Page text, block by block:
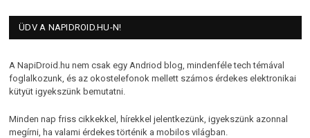
ÜDV A NAPIDROID.HU-N!
A NapiDroid.hu nem csak egy Andriod blog, mindenféle tech témával
foglalkozunk, és az okostelefonok mellett számos érdekes elektronikai
kütyüt igyekszünk bemutatni.
Minden nap friss cikkekkel, hírekkel jelentkezünk, igyekszünk azonnal
megírni, ha valami érdekes történik a mobilos világban.